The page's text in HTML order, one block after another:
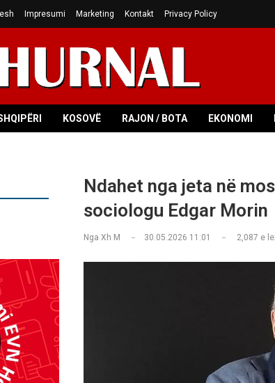
Impresumi Marketing Kontakt Privacy Policy
KOSOVË RAJON / BOTA EKONOMI
Ndahet nga jeta në
sociologu Edgar Morin
Nga Xh M 30.05.2026 11:01 2,087 e